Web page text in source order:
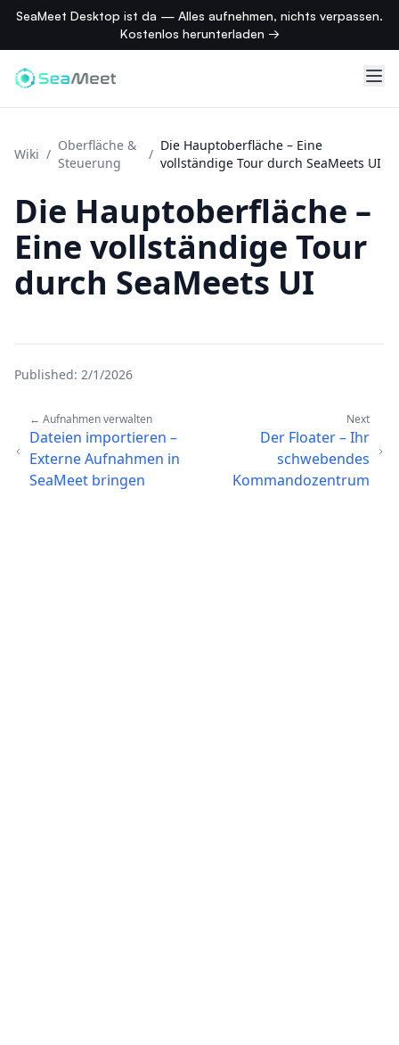
SeaMeet Desktop ist da — Alles aufnehmen, nichts verpassen.
Kostenlos herunterladen →
Wiki /
Oberfläche &
Steuerung
/
Die Hauptoberfläche – Eine
vollständige Tour durch SeaMeets UI
Die Hauptoberfläche –
Eine vollständige Tour
durch SeaMeets UI
Published: 2/1/2026
← Aufnahmen verwalten
Dateien importieren –
Externe Aufnahmen in
SeaMeet bringen
Next
Der Floater – Ihr
schwebendes
Kommandozentrum